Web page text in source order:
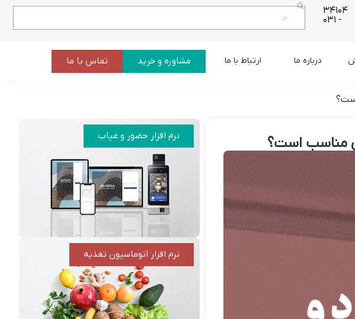
34104
- 031
درباره ما ارتباط با ما مشاوره و خرید تماس با ما
مناسب است؟ نرم افزار حضور و غیاب
نرم افزار اتوماسیون تغذیه